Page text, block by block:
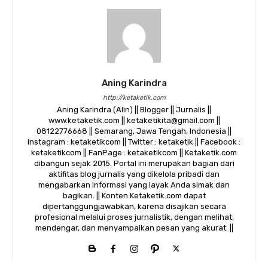
Aning Karindra
http://ketaketik.com
Aning Karindra (Alin) || Blogger || Jurnalis ||
www.ketaketik.com || ketaketikita@gmail.com ||
08122776668 || Semarang, Jawa Tengah, Indonesia ||
Instagram : ketaketikcom || Twitter : ketaketik || Facebook :
ketaketikcom || FanPage : ketaketikcom || Ketaketik.com
dibangun sejak 2015. Portal ini merupakan bagian dari
aktifitas blog jurnalis yang dikelola pribadi dan
mengabarkan informasi yang layak Anda simak dan
bagikan. || Konten Ketaketik.com dapat
dipertanggungjawabkan, karena disajikan secara
profesional melalui proses jurnalistik, dengan melihat,
mendengar, dan menyampaikan pesan yang akurat. ||